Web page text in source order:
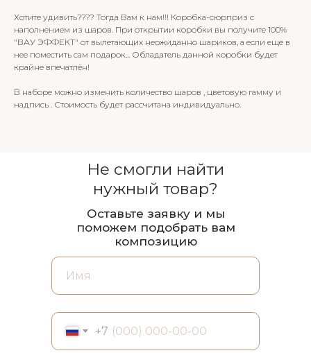
Хотите удивить???? Тогда Вам к нам!!! Коробка-сюрприз с
наполнением из шаров. При открытии коробки вы получите 100%
"ВАУ ЭФФЕКТ" от вылетающих неожиданно шариков, а если еще в
нее поместить сам подарок... Обладатель данной коробки будет
крайне впечатлён!
В наборе можно изменить количество шаров , цветовую гамму и
надпись . Стоимость будет рассчитана индивидуально.
+7
Не смогли найти
нужный товар?
Оставьте заявку и мы
поможем подобрать вам
композицию